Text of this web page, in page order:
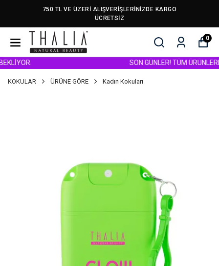
750 TL VE ÜZERİ ALIŞVERİŞLERİNİZDE KARGO
ÜCRETSİZ
0
SON GÜNLER! TÜM
KOKULAR ÜRÜNE GÖRE Kadın Kokuları